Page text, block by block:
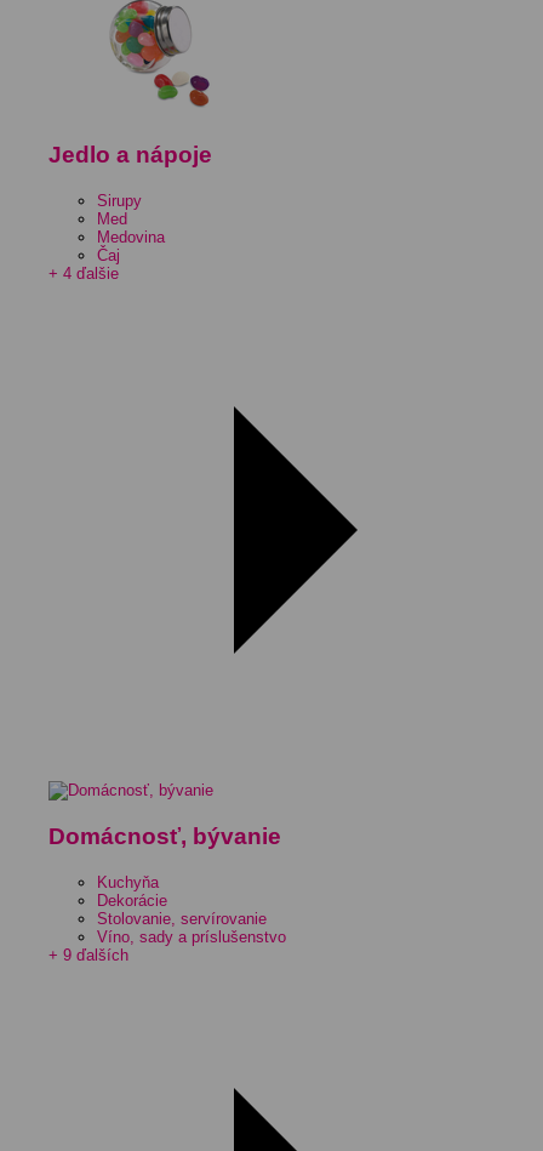
Jedlo a nápoje
Sirupy
Med
Medovina
Čaj
+ 4 ďalšie
Domácnosť, bývanie
Kuchyňa
Dekorácie
Stolovanie, servírovanie
Víno, sady a príslušenstvo
+ 9 ďalších